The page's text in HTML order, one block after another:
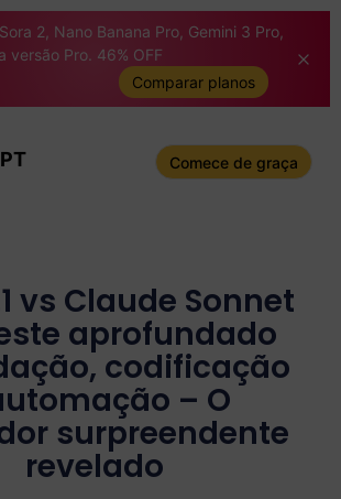
2, Nano Banana Pro, Gemini 3 Pro,
versão Pro. 46% OFF
Comparar planos
Comece de graça
vs Claude Sonnet
aprofundado
codificação
– O
surpreendente
revelado